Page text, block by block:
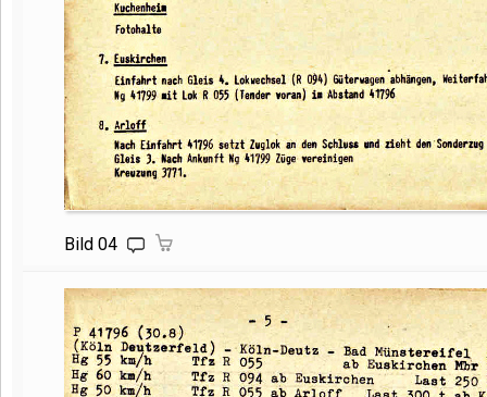
Bild 04